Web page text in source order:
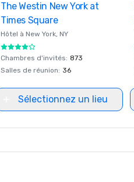
Removed from favorites
The Westin New York at
Times Square
Hôtel à New York, NY
Chambres d'invités: 873
Salles de réunion: 36
Sélectionnez un lieu